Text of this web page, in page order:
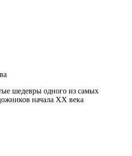
шедевры одного из самых
начала XX века